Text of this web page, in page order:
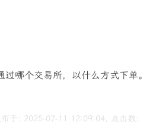
哪个交易所，以什么方式下单。
布于: 2025-07-11 12:09:04, 点击数: